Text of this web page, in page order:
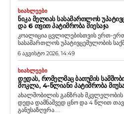
ᲡᲘᲐᲮᲚᲔᲔᲑᲘ
ᲜᲘᲙᲐ ᲛᲔᲚᲘᲐᲡ ᲡᲐᲡᲐᲛᲐᲠᲗᲚᲝᲡ
ᲓᲐ 6 ᲗᲕᲘᲗ ᲞᲐᲢᲘᲛᲠᲝᲑᲐ ᲛᲘᲔᲡᲐᲯᲐ
კოალიცია ცვლილებისთვის ერთ-
სასამართლოს უპატივცემულობის
6 აგვისტო 2026, 14:49
ᲡᲘᲐᲮᲚᲔᲔᲑᲘ
ᲓᲔᲓᲐᲡ, ᲠᲝᲛᲔᲚᲛᲐᲪ ᲑᲐᲗᲣᲛᲘᲡ
ᲛᲝᲙᲚᲐ, 4-ᲬᲚᲘᲐᲜᲘ ᲞᲐᲢᲘᲛᲠᲝᲑᲐ
ახალშობილის განზრახ
დედა დამნაშვედ ცნო და 4 წლით
განუსაზღვრა....